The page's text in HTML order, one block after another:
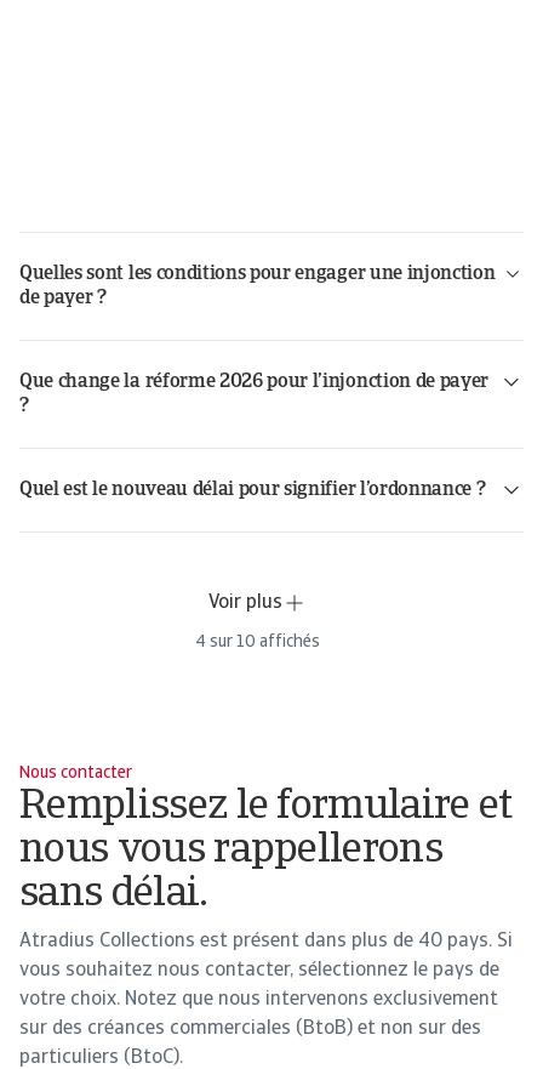
Quelles sont les conditions pour engager une injonction
de payer ?
Que change la réforme 2026 pour l’injonction de payer
?
Quel est le nouveau délai pour signifier l’ordonnance ?
Voir plus
4 sur 10 affichés
Nous contacter
Remplissez le formulaire et
nous vous rappellerons
sans délai.
Atradius Collections est présent dans plus de 40 pays. Si
vous souhaitez nous contacter, sélectionnez le pays de
votre choix. Notez que nous intervenons exclusivement
sur des créances commerciales (BtoB) et non sur des
particuliers (BtoC).